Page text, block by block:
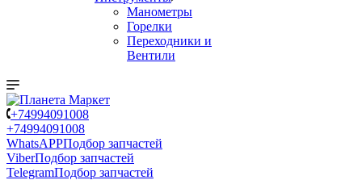
Манометры
Горелки
Переходники и
Вентили
+74994091008
+74994091008
WhatsAPPПодбор запчастей
ViberПодбор запчастей
TelegramПодбор запчастей